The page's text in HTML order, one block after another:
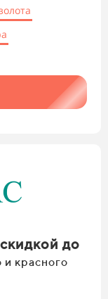
до
и красного